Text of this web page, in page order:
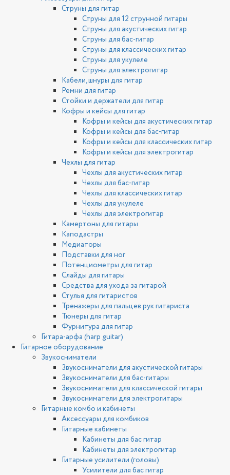
Струны для гитар
Струны для 12 струнной гитары
Струны для акустических гитар
Струны для бас-гитар
Струны для классических гитар
Струны для укулеле
Струны для электрогитар
Кабели, шнуры для гитар
Ремни для гитар
Стойки и держатели для гитар
Кофры и кейсы для гитар
Кофры и кейсы для акустических гитар
Кофры и кейсы для бас-гитар
Кофры и кейсы для классических гитар
Кофры и кейсы для электрогитар
Чехлы для гитар
Чехлы для акустических гитар
Чехлы для бас-гитар
Чехлы для классических гитар
Чехлы для укулеле
Чехлы для электрогитар
Камертоны для гитары
Каподастры
Медиаторы
Подставки для ног
Потенциометры для гитар
Слайды для гитары
Средства для ухода за гитарой
Стулья для гитаристов
Тренажеры для пальцев рук гитариста
Тюнеры для гитар
Фурнитура для гитар
Гитара-арфа (harp guitar)
Гитарное оборудование
Звукосниматели
Звукосниматели для акустической гитары
Звукосниматели для бас-гитары
Звукосниматели для классической гитары
Звукосниматели для электрогитары
Гитарные комбо и кабинеты
Аксессуары для комбиков
Гитарные кабинеты
Кабинеты для бас гитар
Кабинеты для электрогитар
Гитарные усилители (головы)
Усилители для бас гитар